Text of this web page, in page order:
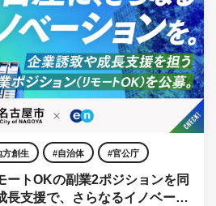
方創生 自治体 官公庁
ートOKの副業2ポジションを同
長支援で、さらなるイノベー